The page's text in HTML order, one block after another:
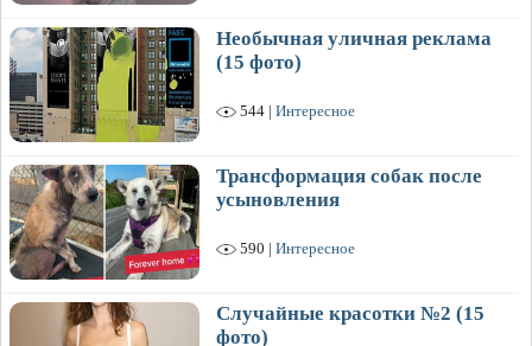
Необычная уличная реклама
(15 фото)
544 | Интересное
Трансформация собак после
усыновления
590 | Интересное
Случайные красотки №2 (15
фото)